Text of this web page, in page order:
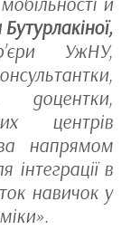
й
УжНУ,
доцентки,
центрів
напрямом
інтеграції в
навичок у